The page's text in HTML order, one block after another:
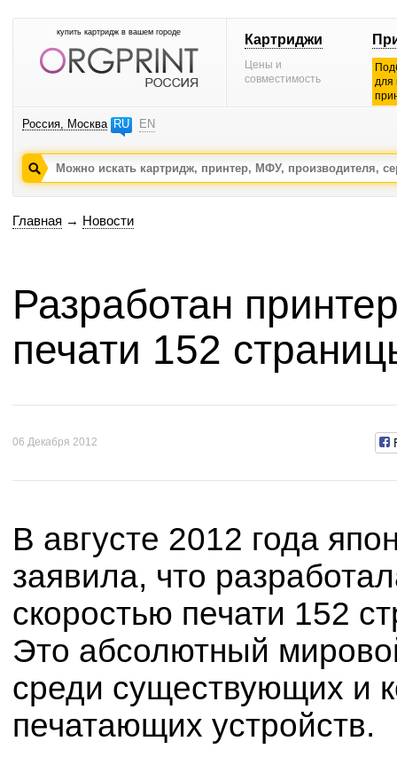
купить картридж в вашем городе Картриджи
Цены и
совместимость
для
Россия, Москва RU EN
Главная → Новости
Разработан
печати 152
06 Декабря 2012
В августе 2012 года
заявила, что
скоростью печати 152
Это абсолютный
среди существующих и
печатающих устройств.